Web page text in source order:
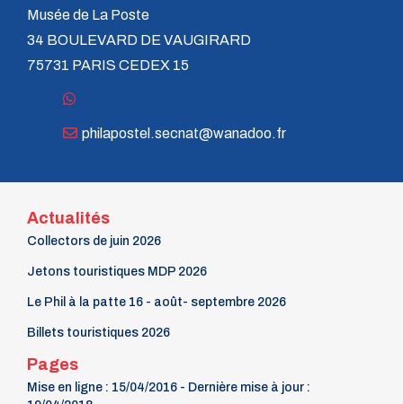
n° 119 - Avril 2004
n° 118 - Janvier 2004
n° 117 - Octobre 2003
n° 113 - Octobre 2002
n° 110 - Janvier 2002
n° 108 -Juillet 2001
n° 107 - Avril 2001
n° 105 - Octobre 2000
n° 103 - Avril 2000
n° 102 - Janvier 2000
n° 99 - Avril 1999
n° 74 - Janvier 1999
n° 73 - Octobre 1998
Musée de La Poste
34 BOULEVARD DE VAUGIRARD
75731 PARIS CEDEX 15
philapostel.secnat@wanadoo.fr
Actualités
Collectors de juin 2026
Jetons touristiques MDP 2026
Le Phil à la patte 16 - août- septembre 2026
Billets touristiques 2026
Pages
Mise en ligne : 15/04/2016 - Dernière mise à jour :